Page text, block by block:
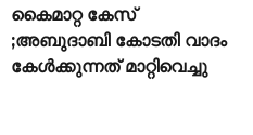
കൈമാറ്റ കേസ്
;അബുദാബി കോടതി വാദം
കേൾക്കുന്നത് മാറ്റിവെച്ചു